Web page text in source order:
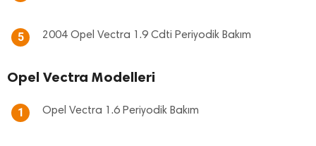
5 2004 Opel Vectra 1.9 Cdti Periyodik Bakım
Opel Vectra Modelleri
1 Opel Vectra 1.6 Periyodik Bakım